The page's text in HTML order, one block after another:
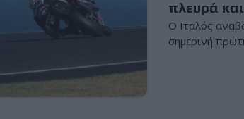
πλευρά
Ο Ιταλός
σημερινή